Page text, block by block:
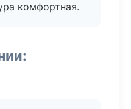
комфортная.